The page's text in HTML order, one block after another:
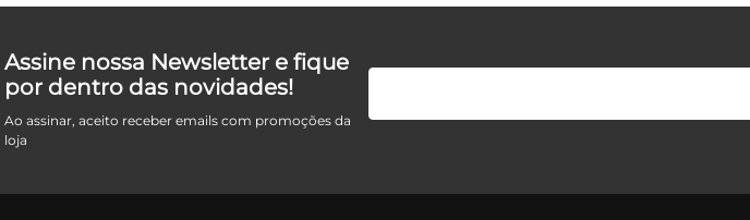
Assine nossa Newsletter e fique
por dentro das novidades!
Ao assinar, aceito receber emails com promoções da
loja